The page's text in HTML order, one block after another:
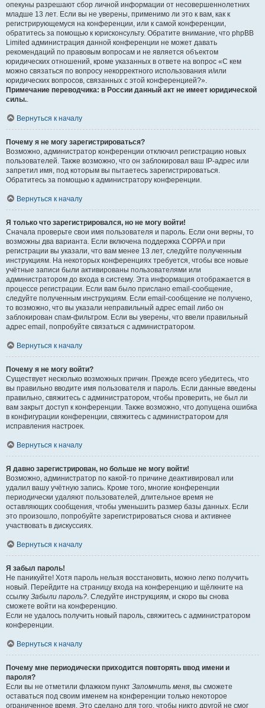
опекуны разрешают сбор личной информации от несовершеннолетних
младше 13 лет. Если вы не уверены, применимо ли это к вам, как к
регистрирующемуся на конференции, или к самой конференции,
обратитесь за помощью к юрисконсульту. Обратите внимание, что phpBB
Limited администрация данной конференции не может давать
рекомендаций по правовым вопросам и не является объектом
юридических отношений, кроме указанных в ответе на вопрос «С кем
можно связаться по вопросу некорректного использования и/или
юридических вопросов, связанных с этой конференцией?».
Примечание переводчика: в России данный акт не имеет юридической
силы..
Вернуться к началу
Почему я не могу зарегистрироваться?
Возможно, администратор конференции отключил регистрацию новых
пользователей. Также возможно, что он заблокировал ваш IP-адрес или
запретил имя, под которым вы пытаетесь зарегистрироваться.
Обратитесь за помощью к администратору конференции.
Вернуться к началу
Я только что зарегистрировался, но не могу войти!
Сначала проверьте свои имя пользователя и пароль. Если они верны, то
возможны два варианта. Если включена поддержка COPPA и при
регистрации вы указали, что вам менее 13 лет, следуйте полученным
инструкциям. На некоторых конференциях требуется, чтобы все новые
учётные записи были активированы пользователями или
администратором до входа в систему. Эта информация отображается в
процессе регистрации. Если вам было прислано email-сообщение,
следуйте полученным инструкциям. Если email-сообщение не получено,
то возможно, что вы указали неправильный адрес email либо он
заблокирован спам-фильтром. Если вы уверены, что ввели правильный
адрес email, попробуйте связаться с администратором.
Вернуться к началу
Почему я не могу войти?
Существует несколько возможных причин. Прежде всего убедитесь, что
вы правильно вводите имя пользователя и пароль. Если данные введены
правильно, свяжитесь с администратором, чтобы проверить, не был ли
вам закрыт доступ к конференции. Также возможно, что допущена ошибка
в конфигурации конференции, свяжитесь с администратором для
исправления настроек.
Вернуться к началу
Я давно зарегистрирован, но больше не могу войти!
Возможно, администратор по какой-то причине деактивировал или
удалил вашу учётную запись. Кроме того, многие конференции
периодически удаляют пользователей, длительное время не
оставляющих сообщения, чтобы уменьшить размер базы данных. Если
это произошло, попробуйте зарегистрироваться снова и активнее
участвовать в дискуссиях.
Вернуться к началу
Я забыл пароль!
Не паникуйте! Хотя пароль нельзя восстановить, можно легко получить
новый. Перейдите на страницу входа на конференцию и щёлкните на
ссылку Забыли пароль?. Следуйте инструкциям, и скоро вы снова
сможете войти на конференцию.
Если не удалось получить новый пароль, свяжитесь с администратором
конференции.
Вернуться к началу
Почему мне периодически приходится повторять ввод имени и
пароля?
Если вы не отметили флажком пункт Запомнить меня, вы сможете
оставаться под своим именем на конференции только некоторое
ограниченное время. Это сделано для того, чтобы никто другой не смог